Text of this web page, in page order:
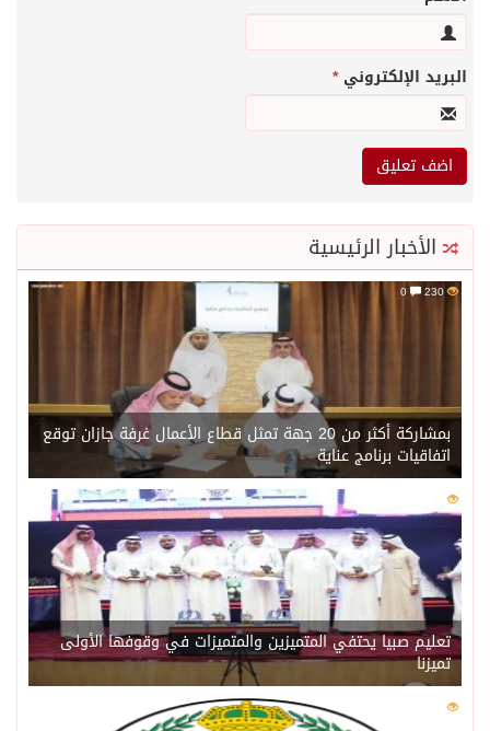
البريد الإلكتروني*
الأخبار الرئيسية
230
بمشاركة أكثر من 20 جهة تمثل قطاع الأعمال غرفة جازان توقع
اتفاقيات برنامج عناية
209
تعليم صبيا يحتفي المتميزين والمتميزات في وقوفها الأولى
تميزنا
203